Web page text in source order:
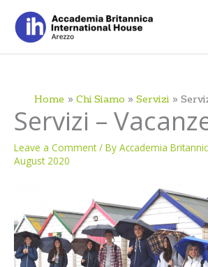
content
Home Chi Siamo Servizi
Servizi –
Leave a Comment / By Accademia
August 2020